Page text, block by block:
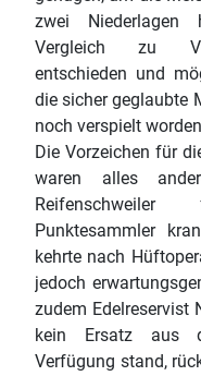
zwei Niederlagen
Vergleich zu
entschieden und
die sicher geglaubte
noch verspielt
Die Vorzeichen für
waren alles
Punktesammler
kehrte nach
jedoch
zudem Edelreservist
kein Ersatz aus
Verfügung stand,